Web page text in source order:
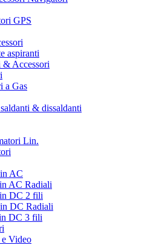
GPS
aspiranti
Accessori
a Gas
& dissaldanti
Lin.
AC
AC Radiali
DC 2 fili
DC Radiali
DC 3 fili
Video